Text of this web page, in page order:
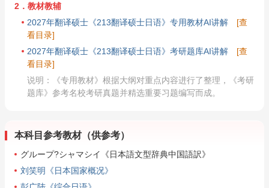
2．教材教辅
2027年翻译硕士《213翻译硕士日语》专用教材AI讲解
[查
看目录]
2027年翻译硕士《213翻译硕士日语》考研题库AI讲解
[查
看目录]
说明：《专用教材》根据大纲对重点内容进行了整理，《考研
题库》参考名校考研真题并精选重要习题编写而成。
本科目参考教材（供参考）
グループ?シャマシイ《日本語文型辞典中国語訳》
刘笑明《日本国家概况》